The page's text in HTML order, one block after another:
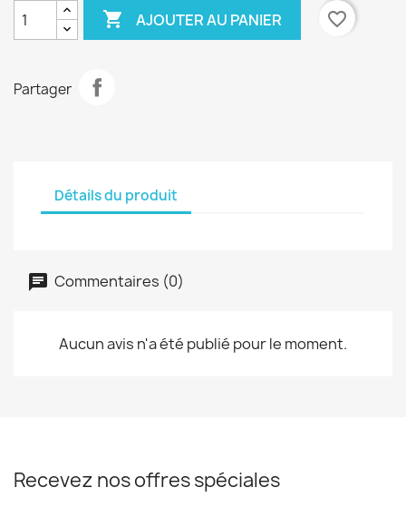
 AJOUTER AU PANIER favorite_border
Partager
Détails du produit
Commentaires (0)
Aucun avis n'a été publié pour le moment.
Recevez nos offres spéciales